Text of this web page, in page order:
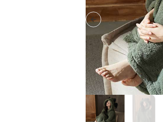
Previous slide